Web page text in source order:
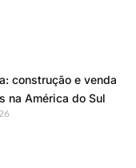
construção e venda
na América do Sul